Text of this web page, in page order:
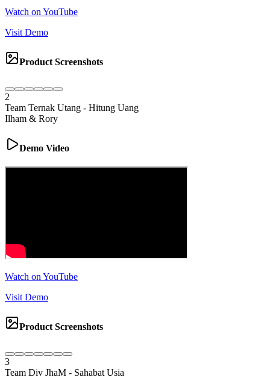
Watch on YouTube
Visit Demo
Product Screenshots
2
Team Ternak Utang - Hitung Uang
Ilham & Rory
Demo Video
Watch on YouTube
Visit Demo
Product Screenshots
3
Team Div JhaM - Sahabat Usia